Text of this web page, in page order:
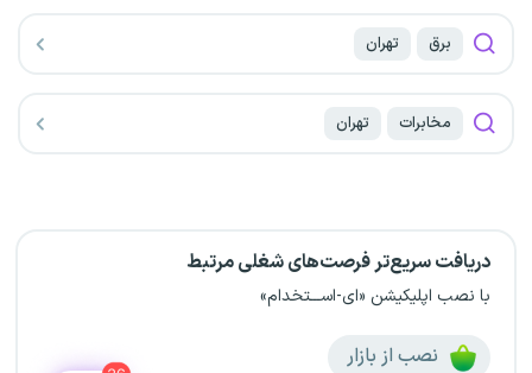
برق تهران
مخابرات تهران
دریافت سریع‌تر فرصت‌های شغلی مرتبط
با نصب اپلیکیشن «ای-اســـتخدام»
نصب از بازار